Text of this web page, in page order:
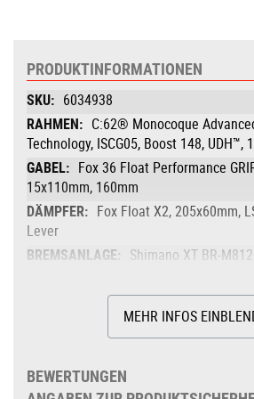
PRODUKTINFORMATIONEN
Produktinformationen
6034938
C:62® Monocoque
Technology, ISCG05, Boost 148, UDH™,
Fox 36 Float Performance
15x110mm, 160mm
Fox Float X2, 205x60mm,
Lever
Shimano XT BR-
Shimano XT RD-M8100-
Shimano XT SL-
Shimano XT CS-M8100, 10-
MEHR INFOS
BEWERTUNGEN